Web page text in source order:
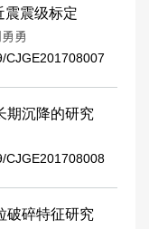
震震级标定
勇勇
CJGE201708007
期沉降的研究
CJGE201708008
破碎特征研究